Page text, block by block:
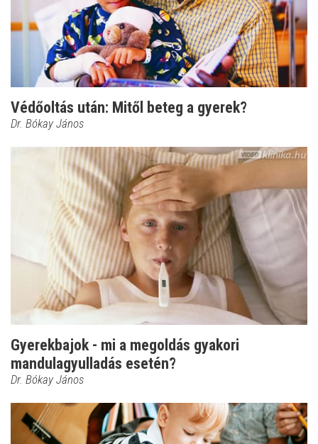
Védőoltás után: Mitől beteg a gyerek?
Dr. Bókay János
Gyerekbajok - mi a megoldás gyakori
mandulagyulladás esetén?
Dr. Bókay János